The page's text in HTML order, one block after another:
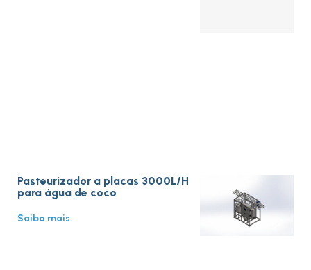
Pasteurizador a placas 3000L/H
para água de coco
Saiba mais